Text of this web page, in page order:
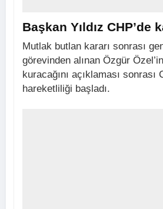
Başkan Yıldız CHP’de
Mutlak butlan kararı sonrası
görevinden alınan Özgür
kuracağını açıklaması sonrası
hareketliliği başladı.